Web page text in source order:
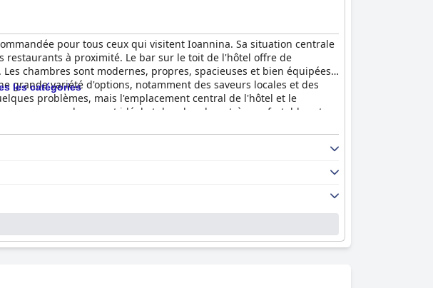
pour tous ceux qui visitent Ioannina. Sa situation centrale
restaurants à proximité. Le bar sur le toit de l'hôtel offre de
chambres sont modernes, propres, spacieuses et bien équipées,
grande variété d'options, notamment des saveurs locales et des
problèmes, mais l'emplacement central de l'hôtel et le
avec un emplacement idéal et des chambres très confortables et
les catégories